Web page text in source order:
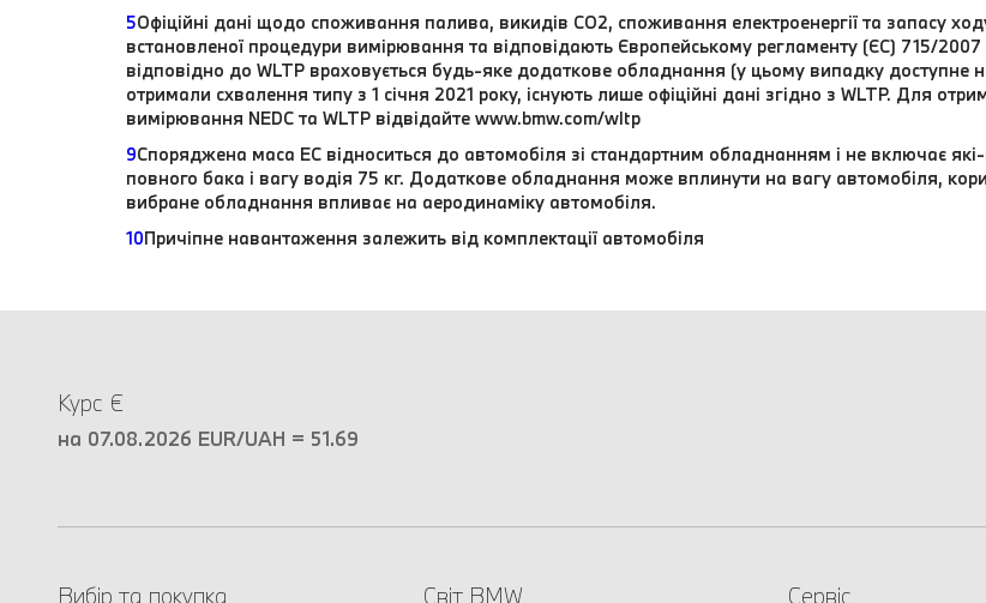
5Офіційні дані щодо споживання палива, викидів CO2, споживання електроенергії та запасу
встановленої процедури вимірювання та відповідають Європейському регламенту (ЄС) 715/2007
відповідно до WLTP враховується будь-яке додаткове обладнання (у цьому випадку доступне
отримали схвалення типу з 1 січня 2021 року, існують лише офіційні дані згідно з WLTP. Для
вимірювання NEDC та WLTP відвідайте www.bmw.com/wltp
9Споряджена маса EC відноситься до автомобіля зі стандартним обладнанням і не включає
повного бака і вагу водія 75 кг. Додаткове обладнання може вплинути на вагу автомобіля,
вибране обладнання впливає на аеродинаміку автомобіля.
10Причіпне навантаження залежить від комплектації автомобіля
Курс €
на 07.08.2026 EUR/UAH = 51.69
Вибір та покупка Світ BMW Сервіс